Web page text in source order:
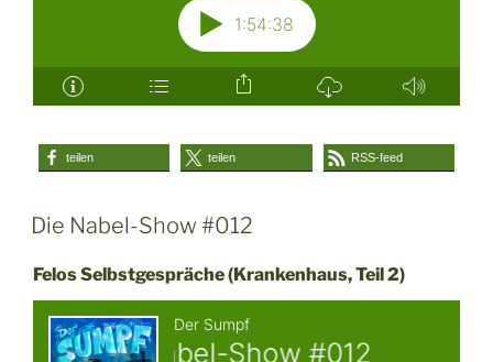
teilen teilen RSS-feed
Die Nabel-Show #012
Felos Selbstgespräche (Krankenhaus, Teil 2)